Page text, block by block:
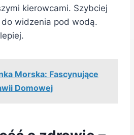
kierowcami. Szybciej
widzenia pod wodą.
Morska: Fascynujące
Domowej